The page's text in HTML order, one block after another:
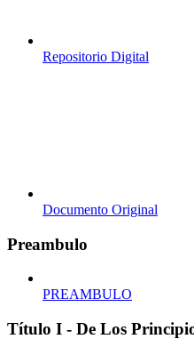
Repositorio Digital
Documento Original
Preambulo
PREAMBULO
Título I - De Los